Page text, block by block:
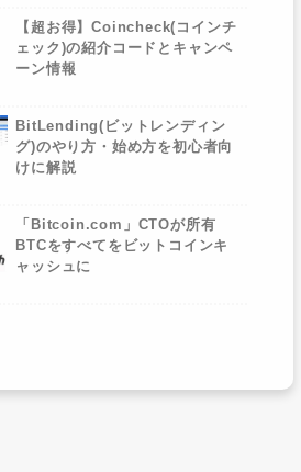
【超お得】Coincheck(コインチ
ェック)の紹介コードとキャンペ
ーン情報
BitLending(ビットレンディン
グ)のやり方・始め方を初心者向
けに解説
「Bitcoin.com」CTOが所有
BTCをすべてをビットコインキ
ャッシュに